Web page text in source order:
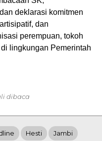
deklarasi komitmen
dan
perempuan, tokoh
lingkungan Pemerintah
dibaca
Hesti Jambi